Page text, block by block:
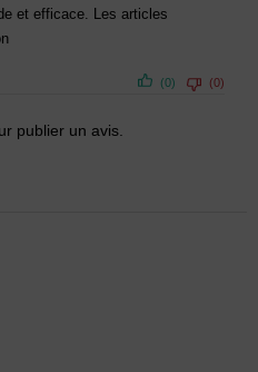
5
et efficace. Les articles
(0) (0)
publier un avis.